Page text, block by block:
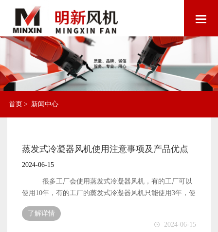
首页 > 新闻中心
蒸发式冷凝器风机使用注意事项及产品优点
2024-06-15
很多工厂会使用蒸发式冷凝器风机，有的工厂可以
使用10年，有的工厂的蒸发式冷凝器风机只能使用3年，使
用寿命的长短，取决于有否正确使用 在使用环境上，
蒸发冷风就的使用温度范围是20度到50度，夏天南方城市
中，特别是朝南的工厂温度是远远大于50度的，这个时
了解详情
2024-06-15